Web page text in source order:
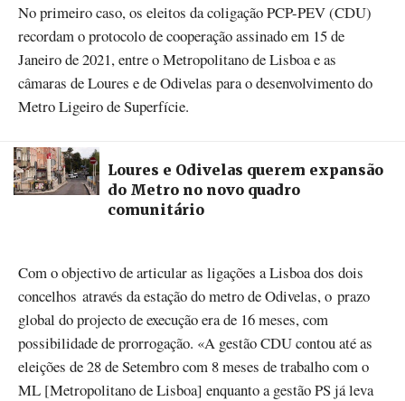
No primeiro caso, os eleitos da coligação PCP-PEV (CDU)
recordam o protocolo de cooperação assinado em 15 de
Janeiro de 2021, entre o Metropolitano de Lisboa e as
câmaras de Loures e de Odivelas para o desenvolvimento do
Metro Ligeiro de Superfície.
Loures e Odivelas querem expansão
do Metro no novo quadro
comunitário
Com o objectivo de articular as ligações a Lisboa dos dois
concelhos através da estação do metro de Odivelas, o prazo
global do projecto de execução era de 16 meses, com
possibilidade de prorrogação. «A gestão CDU contou até as
eleições de 28 de Setembro com 8 meses de trabalho com o
ML [Metropolitano de Lisboa] enquanto a gestão PS já leva